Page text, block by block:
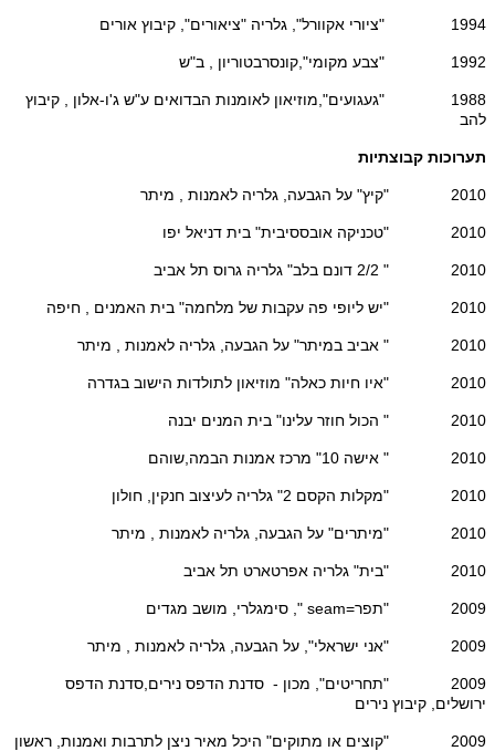
1994 "ציורי אקוורל", גלריה "ציאורים", קיבוץ אורים
1992 "צבע מקומי",קונסרבטוריון , ב"ש
1988 "געגועים",מוזיאון לאומנות הבדואים ע"ש ג'ו-אלון , קיבוץ
להב
תערוכות קבוצתיות
2010 "קיץ" על הגבעה, גלריה לאמנות , מיתר
2010 "טכניקה אובססיבית" בית דניאל יפו
2010 " 2/2 דונם בלב" גלריה גרוס תל אביב
2010 "יש ליופי פה עקבות של מלחמה" בית האמנים , חיפה
2010 " אביב במיתר" על הגבעה, גלריה לאמנות , מיתר
2010 "איו חיות כאלה" מוזיאון לתולדות הישוב בגדרה
2010 " הכול חוזר עלינו" בית המנים יבנה
2010 " אישה 10" מרכז אמנות הבמה,שוהם
2010 "מקלות הקסם 2" גלריה לעיצוב חנקין, חולון
2010 "מיתרים" על הגבעה, גלריה לאמנות , מיתר
2010 "בית" גלריה אפרטארט תל אביב
2009 "תפר=seam ", סימגלרי, מושב מגדים
2009 "אני ישראלי", על הגבעה, גלריה לאמנות , מיתר
2009 "תחריטים", מכון - סדנת הדפס נירים,סדנת הדפס
ירושלים, קיבוץ נירים
2009 "קוצים או מתוקים" היכל מאיר ניצן לתרבות ואמנות, ראשון